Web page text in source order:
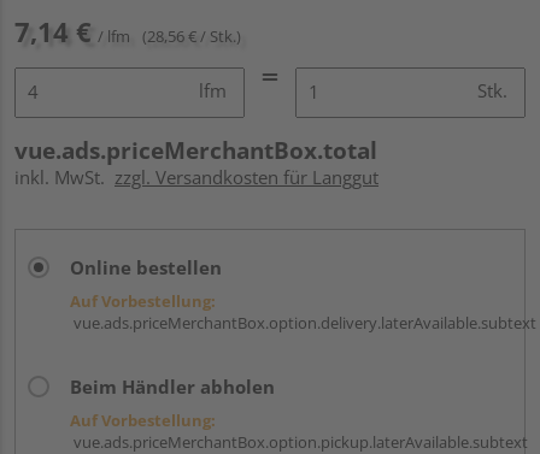
7,14 € / lfm (28,56 € / Stk.)
lfm Stk.
vue.ads.priceMerchantBox.total
inkl. MwSt. zzgl. Versandkosten für Langgut
Online bestellen
Auf Vorbestellung:
vue.ads.priceMerchantBox.option.delivery.laterAvailable.subtext
Beim Händler abholen
Auf Vorbestellung:
vue.ads.priceMerchantBox.option.pickup.laterAvailable.subtext